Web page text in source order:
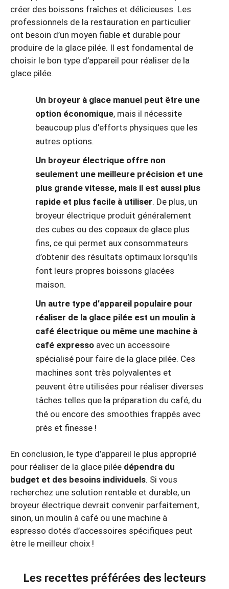
créer des boissons fraîches et délicieuses. Les
professionnels de la restauration en particulier
ont besoin d’un moyen fiable et durable pour
produire de la glace pilée. Il est fondamental de
choisir le bon type d’appareil pour réaliser de la
glace pilée.
Un broyeur à glace manuel peut être une
option économique, mais il nécessite
beaucoup plus d’efforts physiques que les
autres options.
Un broyeur électrique offre non
seulement une meilleure précision et une
plus grande vitesse, mais il est aussi plus
rapide et plus facile à utiliser. De plus, un
broyeur électrique produit généralement
des cubes ou des copeaux de glace plus
fins, ce qui permet aux consommateurs
d’obtenir des résultats optimaux lorsqu’ils
font leurs propres boissons glacées
maison.
Un autre type d’appareil populaire pour
réaliser de la glace pilée est un moulin à
café électrique ou même une machine à
café expresso avec un accessoire
spécialisé pour faire de la glace pilée. Ces
machines sont très polyvalentes et
peuvent être utilisées pour réaliser diverses
tâches telles que la préparation du café, du
thé ou encore des smoothies frappés avec
près et finesse !
En conclusion, le type d’appareil le plus approprié
pour réaliser de la glace pilée dépendra du
budget et des besoins individuels. Si vous
recherchez une solution rentable et durable, un
broyeur électrique devrait convenir parfaitement,
sinon, un moulin à café ou une machine à
espresso dotés d’accessoires spécifiques peut
être le meilleur choix !
Les recettes préférées des lecteurs